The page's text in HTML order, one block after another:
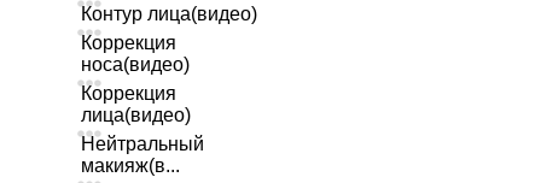
Контур лица(видео)
Коррекция
носа(видео)
Коррекция
лица(видео)
Нейтральный
макияж(в...